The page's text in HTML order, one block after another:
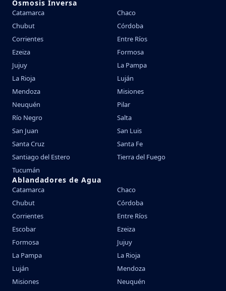
Ósmosis Inversa
Catamarca
Chaco
Chubut
Córdoba
Corrientes
Entre Ríos
Ezeiza
Formosa
Jujuy
La Pampa
La Rioja
Luján
Mendoza
Misiones
Neuquén
Pilar
Río Negro
Salta
San Juan
San Luis
Santa Cruz
Santa Fe
Santiago del Estero
Tierra del Fuego
Tucumán
Ablandadores de Agua
Catamarca
Chaco
Chubut
Córdoba
Corrientes
Entre Ríos
Escobar
Ezeiza
Formosa
Jujuy
La Pampa
La Rioja
Luján
Mendoza
Misiones
Neuquén